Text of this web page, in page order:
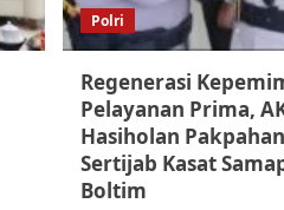
Polri
Regenerasi
Pelayanan Prima,
Hasiholan
Sertijab Kasat
Boltim